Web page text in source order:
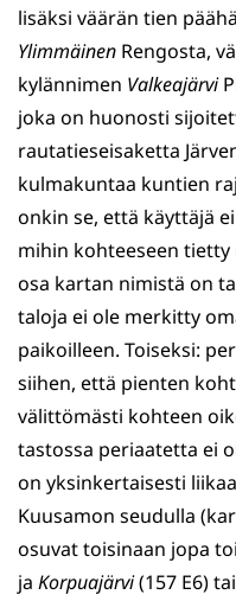
lisäksi väärän tien
Ylimmäi­nen Rengosta,
kylännimen Val­keajärvi
joka on huonosti
rautatieseisaketta
kulmakuntaa kuntien
onkin se, että käyttäjä
mihin kohteeseen
osa kartan nimistä on
taloja ei ole merkitty
paikoilleen. Toiseksi:
siihen, että pienten
välittömästi kohteen
tastossa periaatetta ei
on yksin­kertaisesti
Kuusamon seudul­la
osuvat toisinaan jopa
ja Kor­puajärvi(157 E6) tai